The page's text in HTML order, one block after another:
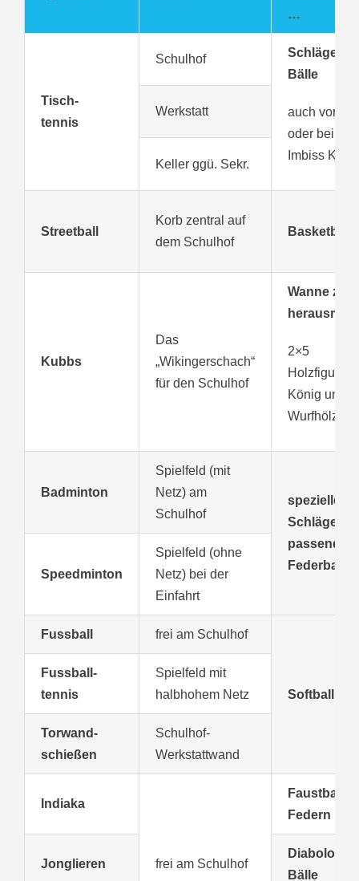
…
Tisch-
tennis
Schulhof
Schläger
Bälle
auch vor Ort
oder beim
Imbiss
Werkstatt
Keller ggü. Sekr.
Streetball
Korb zentral auf
dem Schulhof
Basketball
Kubbs
Das
„Wikingerschach“
für den Schulhof
Wanne zum
2×5
Holzfiguren,
König und 6
Wurfhölzer
Badminton
Spielfeld (mit
Netz) am
Schulhof
spezielle
Schläger
passender
Federball
Speedminton
Spielfeld (ohne
Netz) bei der
Einfahrt
Fussball frei am Schulhof
Softball
Fussball-
tennis
Spielfeld mit
halbhohem Netz
Torwand-
schießen
Schulhof-
Werkstattwand
Indiaka
frei am Schulhof
Faustball
Federn
Jonglieren
Diabolo
Bälle